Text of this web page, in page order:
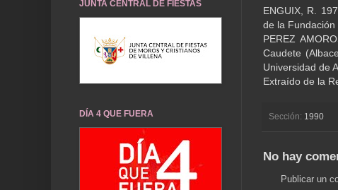
ENGUIX, R.
de la Fundación
PEREZ
Caudete
Universidad de
Extraído de la
Sección: 1990
No hay
Publicar un
JUNTA CENTRAL DE FIESTAS
DÍA 4 QUE FUERA